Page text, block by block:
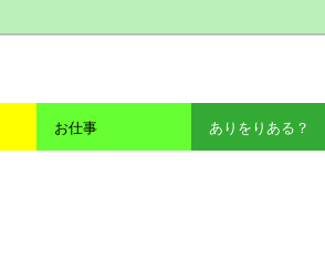
お仕事 ありをりある？